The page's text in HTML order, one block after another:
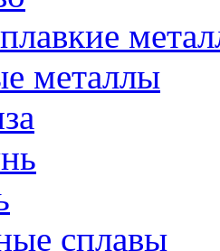
металлы
сплавы